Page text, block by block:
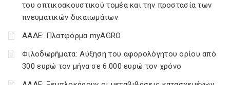
του οπτικοακουστικού τομέα και την προστασία των
πνευματικών δικαιωμάτων
ΑΑΔΕ: Πλατφόρμα myAGRO
Φιλοδωρήματα: Αύξηση του αφορολόγητου ορίου από
300 ευρώ τον μήνα σε 6.000 ευρώ τον χρόνο